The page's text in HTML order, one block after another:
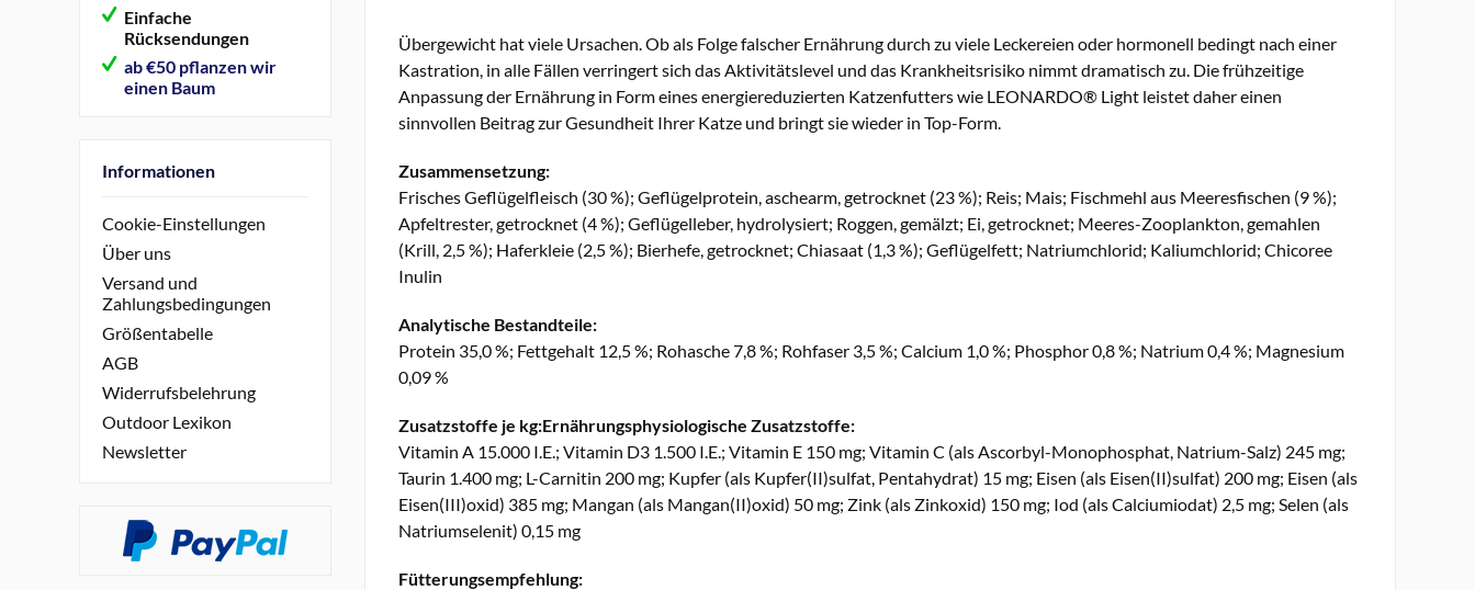
Einfache
Rücksendungen
ab €50 pflanzen wir
einen Baum
Informationen
Cookie-Einstellungen
Über uns
Versand und
Zahlungsbedingungen
Größentabelle
AGB
Widerrufsbelehrung
Outdoor Lexikon
Newsletter
Übergewicht hat viele Ursachen. Ob als Folge falscher Ernährung durch zu viele Leckereien oder hormonell bedingt nach einer
Kastration, in alle Fällen verringert sich das Aktivitätslevel und das Krankheitsrisiko nimmt dramatisch zu. Die frühzeitige
Anpassung der Ernährung in Form eines energiereduzierten Katzenfutters wie LEONARDO® Light leistet daher einen
sinnvollen Beitrag zur Gesundheit Ihrer Katze und bringt sie wieder in Top-Form.
Zusammensetzung:
Frisches Geflügelfleisch (30 %); Geflügelprotein, aschearm, getrocknet (23 %); Reis; Mais; Fischmehl aus Meeresfischen (9 %);
Apfeltrester, getrocknet (4 %); Geflügelleber, hydrolysiert; Roggen, gemälzt; Ei, getrocknet; Meeres-Zooplankton, gemahlen
(Krill, 2,5 %); Haferkleie (2,5 %); Bierhefe, getrocknet; Chiasaat (1,3 %); Geflügelfett; Natriumchlorid; Kaliumchlorid; Chicoree
Inulin
Analytische Bestandteile:
Protein 35,0 %; Fettgehalt 12,5 %; Rohasche 7,8 %; Rohfaser 3,5 %; Calcium 1,0 %; Phosphor 0,8 %; Natrium 0,4 %; Magnesium
0,09 %
Zusatzstoffe je kg:Ernährungsphysiologische Zusatzstoffe:
Vitamin A 15.000 I.E.; Vitamin D3 1.500 I.E.; Vitamin E 150 mg; Vitamin C (als Ascorbyl-Monophosphat, Natrium-Salz) 245 mg;
Taurin 1.400 mg; L-Carnitin 200 mg; Kupfer (als Kupfer(II)sulfat, Pentahydrat) 15 mg; Eisen (als Eisen(II)sulfat) 200 mg; Eisen (als
Eisen(III)oxid) 385 mg; Mangan (als Mangan(II)oxid) 50 mg; Zink (als Zinkoxid) 150 mg; Iod (als Calciumiodat) 2,5 mg; Selen (als
Natriumselenit) 0,15 mg
Fütterungsempfehlung: